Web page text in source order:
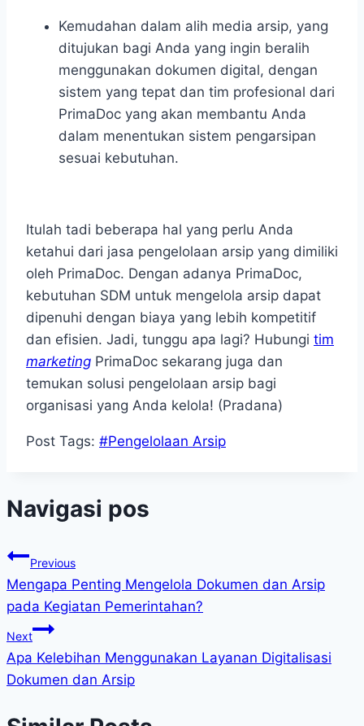
Kemudahan dalam alih media arsip, yang
ditujukan bagi Anda yang ingin beralih
menggunakan dokumen digital, dengan
sistem yang tepat dan tim profesional dari
PrimaDoc yang akan membantu Anda
dalam menentukan sistem pengarsipan
sesuai kebutuhan.
Itulah tadi beberapa hal yang perlu Anda
ketahui dari jasa pengelolaan arsip yang dimiliki
oleh PrimaDoc. Dengan adanya PrimaDoc,
kebutuhan SDM untuk mengelola arsip dapat
dipenuhi dengan biaya yang lebih kompetitif
dan efisien. Jadi, tunggu apa lagi? Hubungi tim
marketing PrimaDoc sekarang juga dan
temukan solusi pengelolaan arsip bagi
organisasi yang Anda kelola! (Pradana)
Post Tags: #Pengelolaan Arsip
Navigasi pos
Previous
Mengapa Penting Mengelola Dokumen dan Arsip
pada Kegiatan Pemerintahan?
Next
Apa Kelebihan Menggunakan Layanan Digitalisasi
Dokumen dan Arsip